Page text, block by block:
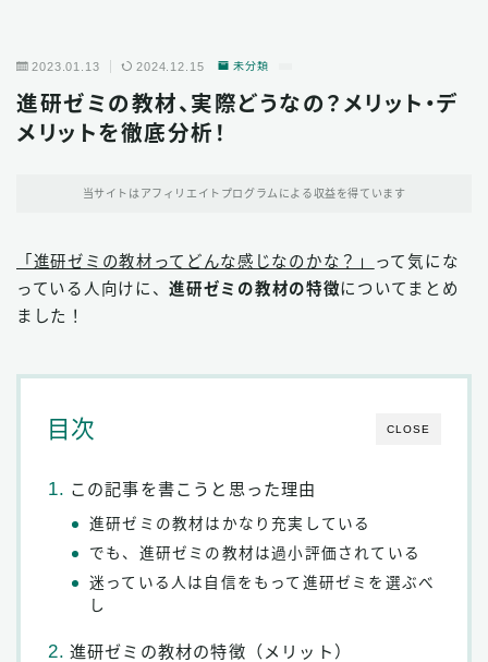
2023.01.13 2024.12.15 未分類
進研ゼミの教材、実際どうなの？メリット・デ
メリットを徹底分析！
当サイトはアフィリエイトプログラムによる収益を得ています
「進研ゼミの教材ってどんな感じなのかな？」
って気にな
っている人向けに、進研ゼミの教材の特徴についてまとめ
ました！
CLOSE
目次
この記事を書こうと思った理由
進研ゼミの教材はかなり充実している
でも、進研ゼミの教材は過小評価されている
迷っている人は自信をもって進研ゼミを選ぶべ
し
進研ゼミの教材の特徴（メリット）